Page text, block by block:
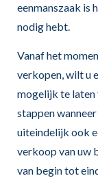
eenmanszaak is
nodig hebt.
Vanaf het
verkopen, wilt u
mogelijk te laten
stappen
uiteindelijk ook
verkoop van uw
van begin tot